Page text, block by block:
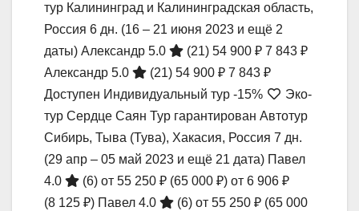
тур Калининград и Калининградская область,
Россия 6 дн. (16 – 21 июня 2023 и ещё 2
даты) Александр 5.0 (21) 54 900 ₽ 7 843 ₽
Александр 5.0
(21) 54 900 ₽ 7 843 ₽
Доступен Индивидуальный тур -15%
Эко-
тур Сердце Саян Тур гарантирован Автотур
Сибирь, Тыва (Тува), Хакасия, Россия 7 дн.
(29 апр – 05 май 2023 и ещё 21 дата) Павел
4.0
(6) от 55 250 ₽ (65 000 ₽) от 6 906 ₽
(8 125 ₽) Павел 4.0 (6) от 55 250 ₽ (65 000